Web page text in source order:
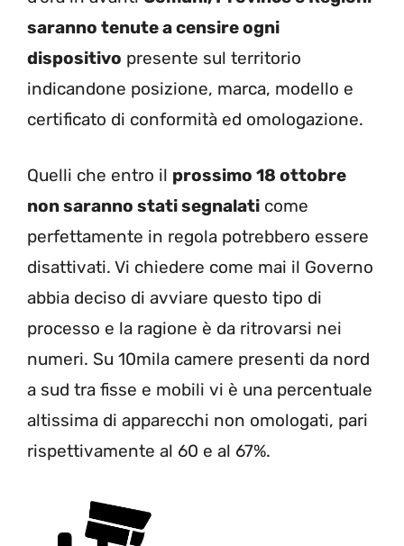
saranno tenute a censire ogni
dispositivo presente sul territorio
indicandone posizione, marca, modello e
certificato di conformità ed omologazione.
Quelli che entro il prossimo 18 ottobre
non saranno stati segnalati come
perfettamente in regola potrebbero essere
disattivati. Vi chiedere come mai il Governo
abbia deciso di avviare questo tipo di
processo e la ragione è da ritrovarsi nei
numeri. Su 10mila camere presenti da nord
a sud tra fisse e mobili vi è una percentuale
altissima di apparecchi non omologati, pari
rispettivamente al 60 e al 67%.